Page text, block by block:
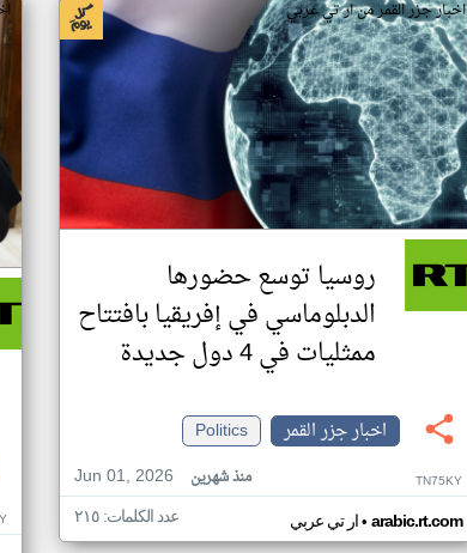
اخبار جزر القمر من ار تي عربي
روسيا توسع حضورها
الدبلوماسي في إفريقيا بافتتاح
ممثليات في 4 دول جديدة
اخبار جزر القمر
Politics
Jun 01, 2026
منذ شهرين TN75KY
ار تي عربي• arabic.rt.com عدد الكلمات: ٢١٥